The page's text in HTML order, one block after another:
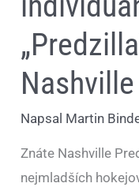
Napsal Martin
Znáte Nashville
nejmladších